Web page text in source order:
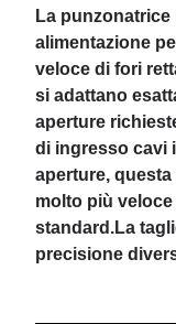
La
alimentazione
veloce di fori
si adattano
aperture
di ingresso cavi
aperture,
molto più
standard.La
precisione